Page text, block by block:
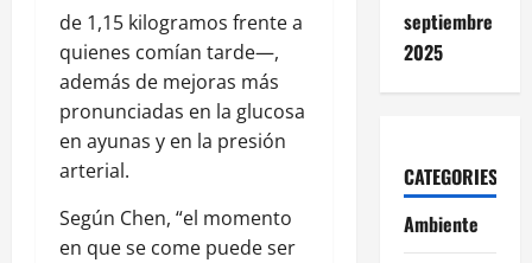
de 1,15 kilogramos frente a
quienes comían tarde—,
además de mejoras más
pronunciadas en la glucosa
en ayunas y en la presión
arterial.
Según Chen, “el momento
en que se come puede ser
septiembre
2025
CATEGORIES
Ambiente